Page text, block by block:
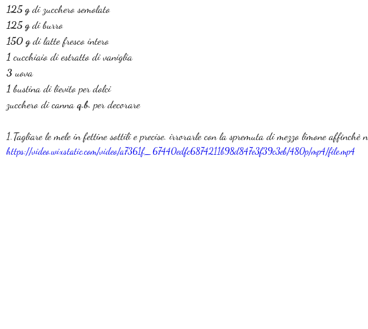
125 g di zucchero semolato
125 g di burro
150 g di latte fresco intero
1 cucchiaio di estratto di vaniglia
3 uova
1 bustina di lievito per dolci
zucchero di canna q.b. per decorare
1.Tagliare le mele in fettine sottili e precise. irrorarle con la spremuta di mezzo limone affinchè
https://video.wixstatic.com/video/a7361f_67440edfc6874211b98d847e3f39c3eb/480p/mp4/file.mp4